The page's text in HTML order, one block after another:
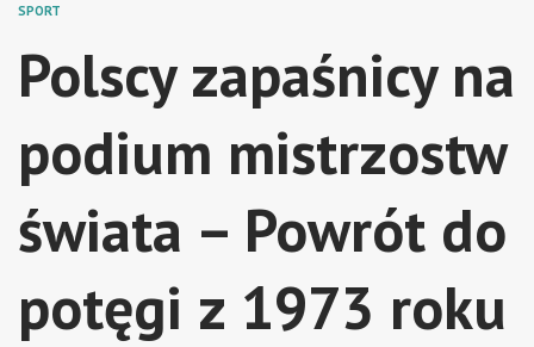
SPORT
Polscy zapaśnicy na
podium mistrzostw
świata – Powrót do
potęgi z 1973 roku